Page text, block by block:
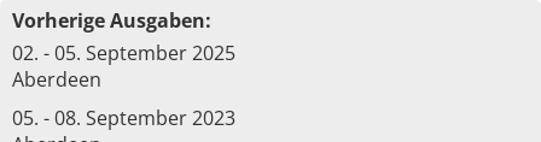
Vorherige Ausgaben:
02. - 05. September 2025
Aberdeen
05. - 08. September 2023